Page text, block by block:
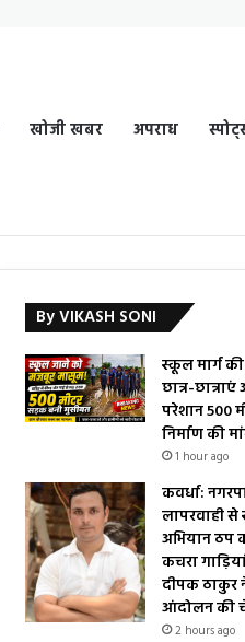
खोजी खबर अपराध
By VIKASH SONI
स्कूल मार्ग
छात्र-
परेशान 500
निर्माण की
1 hour ago
कवर्धा:
लापरवाही से
अभियान ठप
कचरा
दीपक ठाकुर
आंदोलन की
2 hours ago